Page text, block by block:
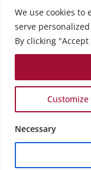
We use cookies to
serve
By clicking
Customize
Necessary

Copyright ©